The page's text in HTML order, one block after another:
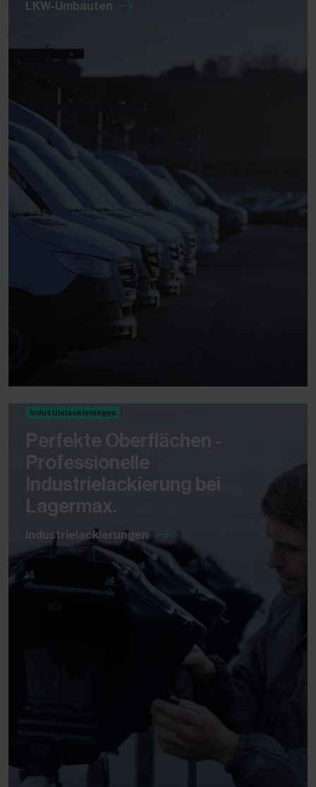
LKW-Umbauten
Industrielackierungen
Perfekte Oberflächen -
Professionelle
Industrielackierung bei
Lagermax.
Industrielackierungen